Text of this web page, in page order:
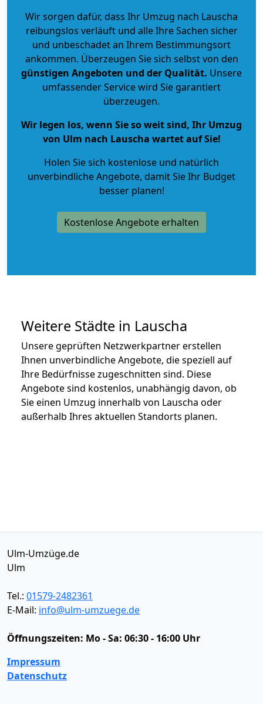
Wir sorgen dafür, dass Ihr Umzug nach Lauscha
reibungslos verläuft und alle Ihre Sachen sicher
und unbeschadet an Ihrem Bestimmungsort
ankommen. Überzeugen Sie sich selbst von den
günstigen Angeboten und der Qualität. Unsere
umfassender Service wird Sie garantiert
überzeugen.
Wir legen los, wenn Sie so weit sind, Ihr Umzug
von Ulm nach Lauscha wartet auf Sie!
Holen Sie sich kostenlose und natürlich
unverbindliche Angebote, damit Sie Ihr Budget
besser planen!
Kostenlose Angebote erhalten
Weitere Städte in Lauscha
Unsere geprüften Netzwerkpartner erstellen
Ihnen unverbindliche Angebote, die speziell auf
Ihre Bedürfnisse zugeschnitten sind. Diese
Angebote sind kostenlos, unabhängig davon, ob
Sie einen Umzug innerhalb von Lauscha oder
außerhalb Ihres aktuellen Standorts planen.
Ulm-Umzüge.de
Ulm
Tel.: 01579-2482361
E-Mail: info@ulm-umzuege.de
Öffnungszeiten: Mo - Sa: 06:30 - 16:00 Uhr
Impressum
Datenschutz